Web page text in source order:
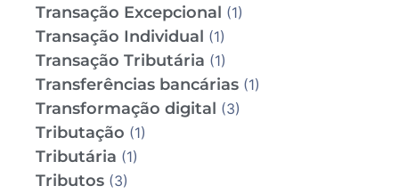
Transação Excepcional (1)
Transação Individual (1)
Transação Tributária (1)
Transferências bancárias (1)
Transformação digital (3)
Tributação (1)
Tributária (1)
Tributos (3)